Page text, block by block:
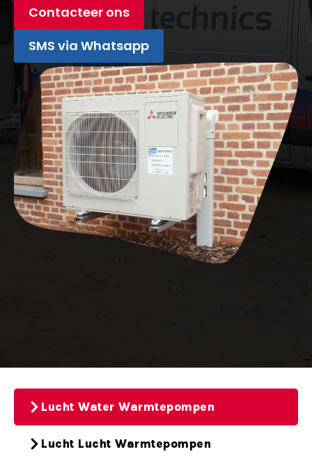
Contacteer ons
SMS via Whatsapp
Lucht Water Warmtepompen
Lucht Lucht Warmtepompen